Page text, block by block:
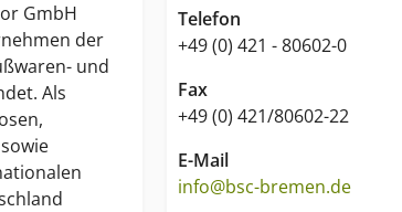
GmbH
der
und
Als
Telefon
+49 (0) 421 - 80602-0
Fax
+49 (0) 421/80602-22
E-Mail
info@bsc-bremen.de